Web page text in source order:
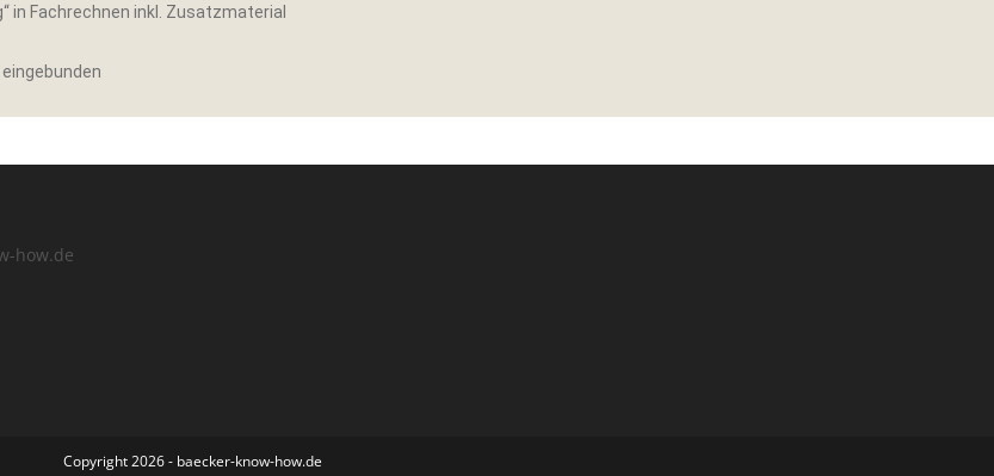
in Fachrechnen inkl. Zusatzmaterial
how.de
Copyright 2026 - baecker-know-how.de